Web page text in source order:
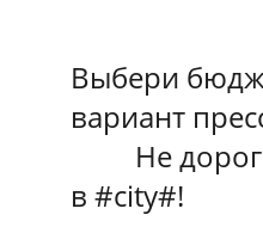
Выбери
вариант
Не дорого
в #city#!